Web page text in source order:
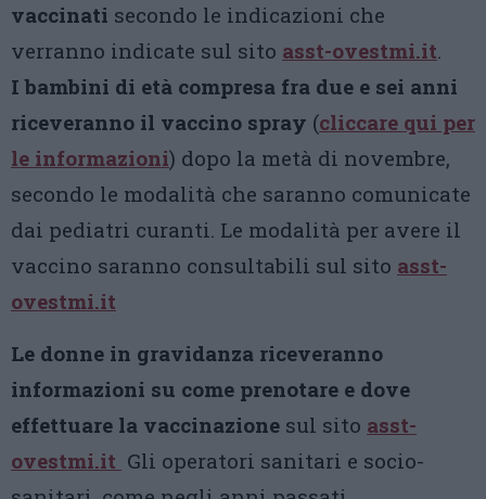
vaccinati secondo le indicazioni che
verranno indicate sul sito asst-ovestmi.it.
I bambini di età compresa fra due e sei anni
riceveranno il vaccino spray (cliccare qui per
le informazioni) dopo la metà di novembre,
secondo le modalità che saranno comunicate
dai pediatri curanti. Le modalità per avere il
vaccino saranno consultabili sul sito asst-
ovestmi.it
Le donne in gravidanza riceveranno
informazioni su come prenotare e dove
effettuare la vaccinazione sul sito asst-
ovestmi.it Gli operatori sanitari e socio-